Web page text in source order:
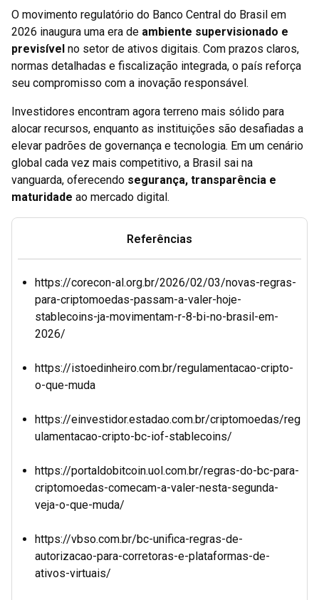
O movimento regulatório do Banco Central do Brasil em
2026 inaugura uma era de ambiente supervisionado e
previsível no setor de ativos digitais. Com prazos claros,
normas detalhadas e fiscalização integrada, o país reforça
seu compromisso com a inovação responsável.
Investidores encontram agora terreno mais sólido para
alocar recursos, enquanto as instituições são desafiadas a
elevar padrões de governança e tecnologia. Em um cenário
global cada vez mais competitivo, a Brasil sai na
vanguarda, oferecendo segurança, transparência e
maturidade ao mercado digital.
Referências
https://corecon-al.org.br/2026/02/03/novas-regras-
para-criptomoedas-passam-a-valer-hoje-
stablecoins-ja-movimentam-r-8-bi-no-brasil-em-
2026/
https://istoedinheiro.com.br/regulamentacao-cripto-
o-que-muda
https://einvestidor.estadao.com.br/criptomoedas/reg
ulamentacao-cripto-bc-iof-stablecoins/
https://portaldobitcoin.uol.com.br/regras-do-bc-para-
criptomoedas-comecam-a-valer-nesta-segunda-
veja-o-que-muda/
https://vbso.com.br/bc-unifica-regras-de-
autorizacao-para-corretoras-e-plataformas-de-
ativos-virtuais/